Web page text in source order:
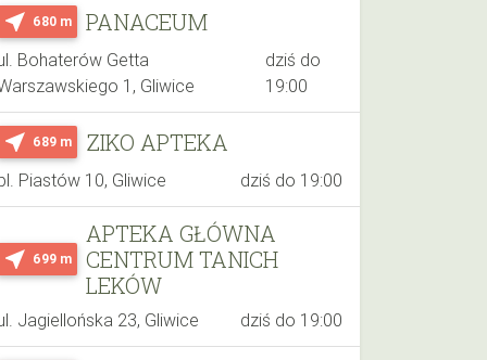
near_me 680 m PANACEUM
Bohaterów Getta
1, Gliwice
dziś do
19:00
near_me 689 m ZIKO APTEKA
Piastów 10, Gliwice dziś do 19:00
near_me 699 m
APTEKA GŁÓWNA
CENTRUM TANICH
LEKÓW
Jagiellońska 23, Gliwice dziś do 19:00